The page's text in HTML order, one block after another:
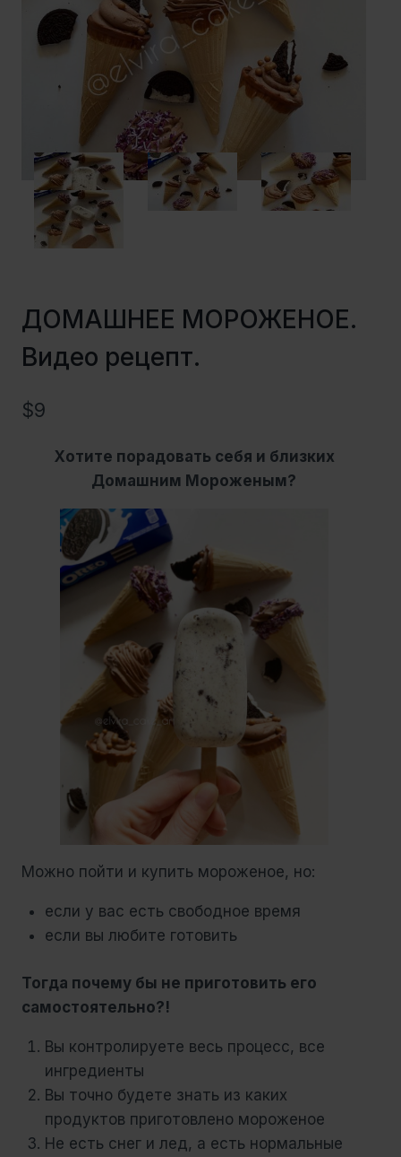
ДОМАШНЕЕ МОРОЖЕНОЕ.
Видео рецепт.
$9
Хотите порадовать себя и близких
Домашним Мороженым?
Можно пойти и купить мороженое, но:
если у вас есть свободное время
если вы любите готовить
Тогда почему бы не приготовить его
самостоятельно?!
Вы контролируете весь процесс, все
ингредиенты
Вы точно будете знать из каких
продуктов приготовлено мороженое
Не есть снег и лед, а есть нормальные